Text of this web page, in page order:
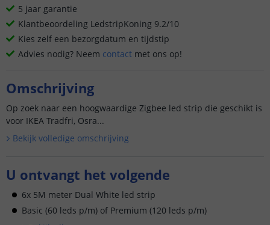
5 jaar garantie
Klantbeoordeling LedstripKoning 9.2/10
Kies zelf een bezorgdatum en tijdstip
Advies nodig? Neem contact met ons op!
Omschrijving
Op zoek naar een hoogwaardige Zigbee led strip die geschikt is
voor IKEA Tradfri, Osra...
Bekijk volledige omschrijving
U ontvangt het volgende
6x 5M meter Dual White led strip
Basic (60 leds p/m) of Premium (120 leds p/m)